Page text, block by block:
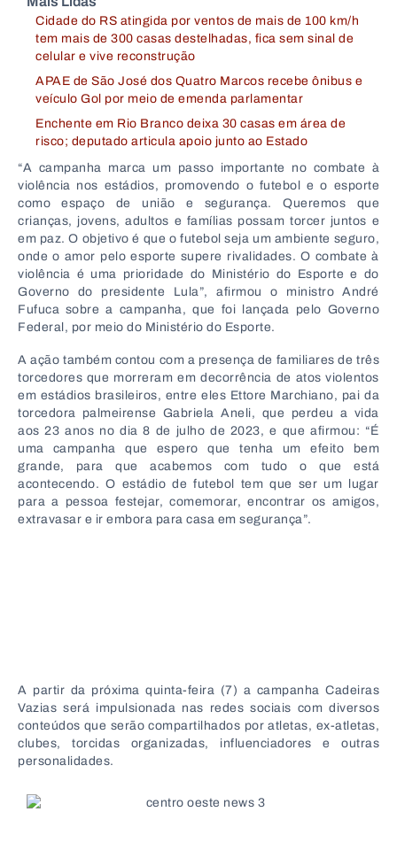
Cidade do RS atingida por ventos de mais de 100 km/h
tem mais de 300 casas destelhadas, fica sem sinal de
celular e vive reconstrução
APAE de São José dos Quatro Marcos recebe ônibus e
veículo Gol por meio de emenda parlamentar
Enchente em Rio Branco deixa 30 casas em área de
risco; deputado articula apoio junto ao Estado
“A campanha marca um passo importante no combate à
violência nos estádios, promovendo o futebol e o esporte
como espaço de união e segurança. Queremos que
crianças, jovens, adultos e famílias possam torcer juntos e
em paz. O objetivo é que o futebol seja um ambiente seguro,
onde o amor pelo esporte supere rivalidades. O combate à
violência é uma prioridade do Ministério do Esporte e do
Governo do presidente Lula”, afirmou o ministro André
Fufuca sobre a campanha, que foi lançada pelo Governo
Federal, por meio do Ministério do Esporte.
A ação também contou com a presença de familiares de três
torcedores que morreram em decorrência de atos violentos
em estádios brasileiros, entre eles Ettore Marchiano, pai da
torcedora palmeirense Gabriela Aneli, que perdeu a vida
aos 23 anos no dia 8 de julho de 2023, e que afirmou: “É
uma campanha que espero que tenha um efeito bem
grande, para que acabemos com tudo o que está
acontecendo. O estádio de futebol tem que ser um lugar
para a pessoa festejar, comemorar, encontrar os amigos,
extravasar e ir embora para casa em segurança”.
A partir da próxima quinta-feira (7) a campanha Cadeiras
Vazias será impulsionada nas redes sociais com diversos
conteúdos que serão compartilhados por atletas, ex-atletas,
clubes, torcidas organizadas, influenciadores e outras
personalidades.